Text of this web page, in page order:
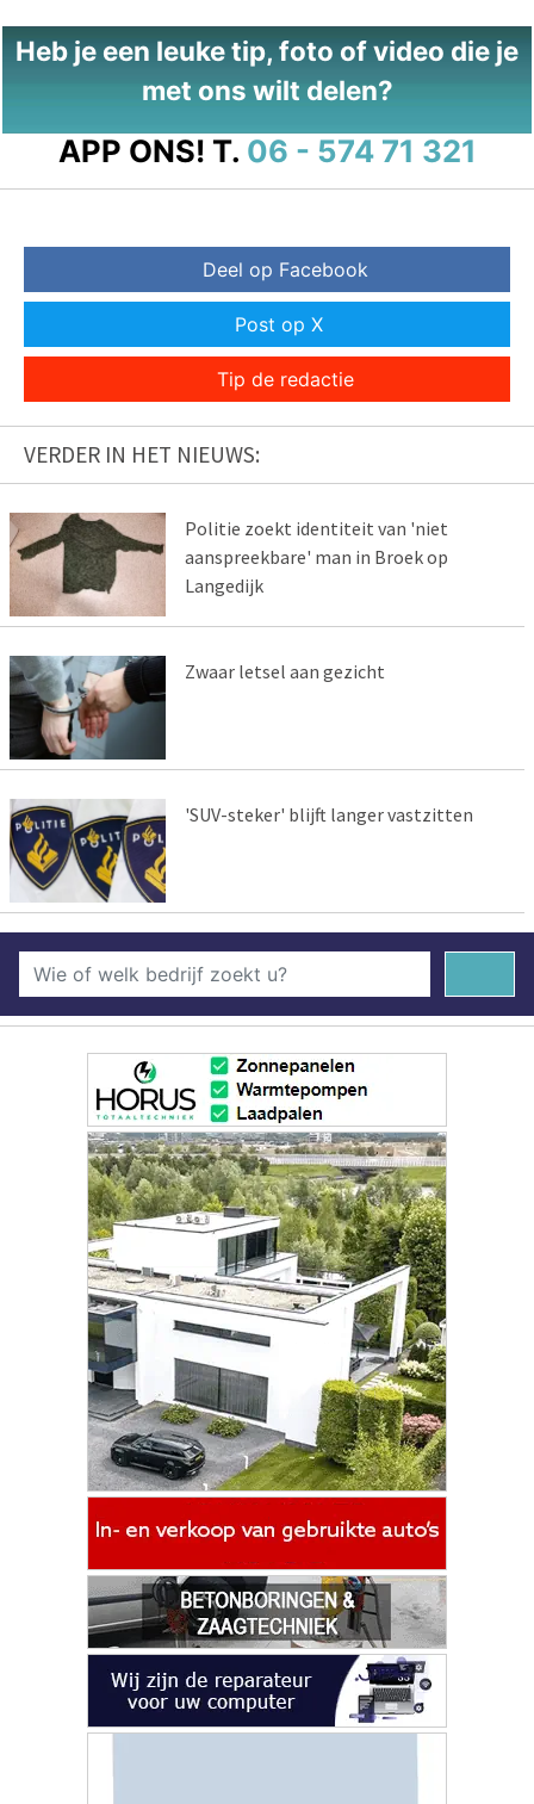
Heb je een leuke tip, foto of video die je
met ons wilt delen?
APP ONS! T. 06 - 574 71 321
Deel op Facebook
Post op X
Tip de redactie
VERDER IN HET NIEUWS:
Politie zoekt identiteit van 'niet
aanspreekbare' man in Broek op
Langedijk
Zwaar letsel aan gezicht
'SUV-steker' blijft langer vastzitten